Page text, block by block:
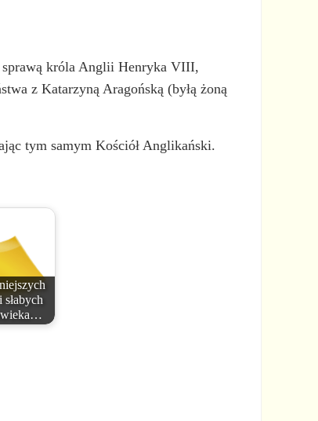
sprawą króla Anglii Henryka VIII,
z Katarzyną Aragońską (byłą żoną
tym samym Kościół Anglikański.